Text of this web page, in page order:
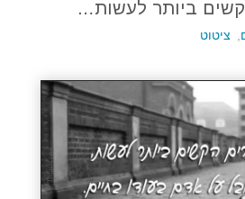
ביותר לעשות…
ציטוט